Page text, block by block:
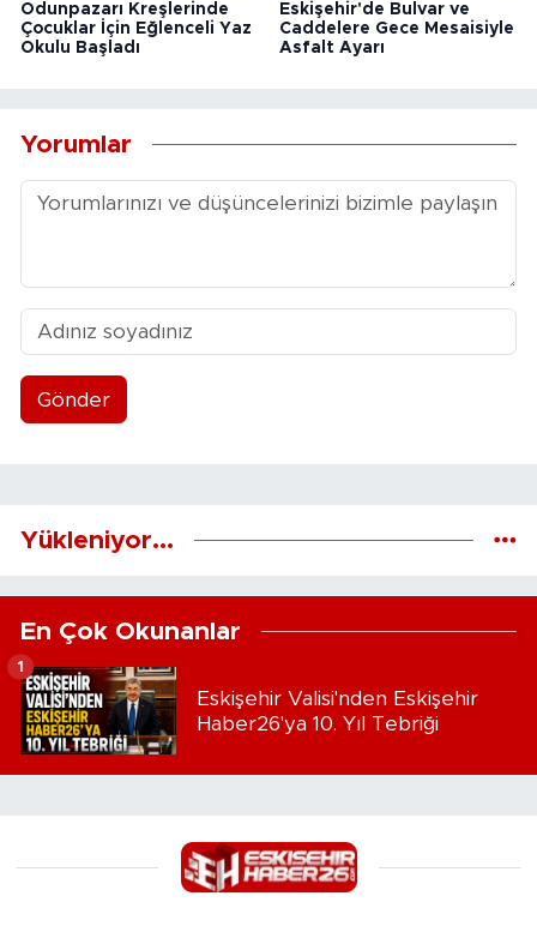
Odunpazarı Kreşlerinde
Çocuklar İçin Eğlenceli Yaz
Okulu Başladı
Eskişehir'de Bulvar ve
Caddelere Gece Mesaisiyle
Asfalt Ayarı
Yorumlar
Gönder
Yükleniyor...
En Çok Okunanlar
Eskişehir Valisi'nden Eskişehir
Haber26'ya 10. Yıl Tebriği
1